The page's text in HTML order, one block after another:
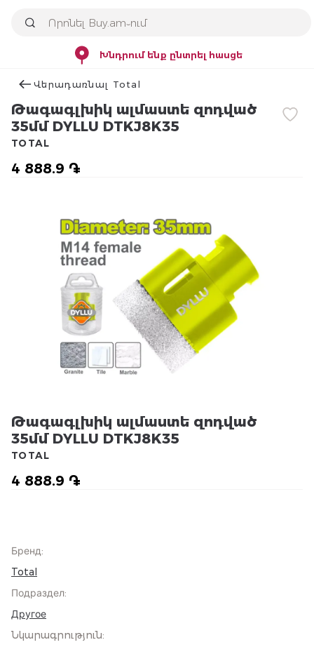
Խնդրում ենք ընտրել հասցե
Վերադառնալ Total
Թագագլխիկ ալմաստե զոդված
35մմ DYLLU DTKJ8K35
4 888.9 ֏
TOTAL
Թագագլխիկ ալմաստե զոդված
35մմ DYLLU DTKJ8K35
4 888.9 ֏
TOTAL
Бренд:
Total
Подраздел:
Другое
Նկարագրություն: